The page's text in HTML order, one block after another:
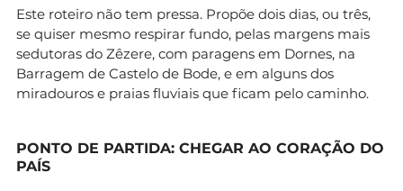
Este roteiro não tem pressa. Propõe dois dias, ou três,
se quiser mesmo respirar fundo, pelas margens mais
sedutoras do Zêzere, com paragens em Dornes, na
Barragem de Castelo de Bode, e em alguns dos
miradouros e praias fluviais que ficam pelo caminho.
PONTO DE PARTIDA: CHEGAR AO CORAÇÃO DO
PAÍS